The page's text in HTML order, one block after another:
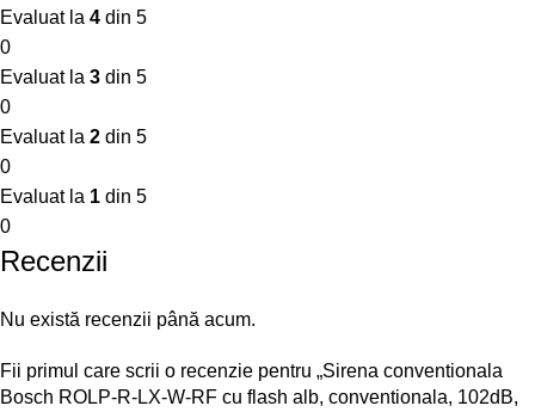
Evaluat la 4 din 5
0
Evaluat la 3 din 5
0
Evaluat la 2 din 5
0
Evaluat la 1 din 5
0
Recenzii
Nu există recenzii până acum.
Fii primul care scrii o recenzie pentru „Sirena conventionala
Bosch ROLP-R-LX-W-RF cu flash alb, conventionala, 102dB,